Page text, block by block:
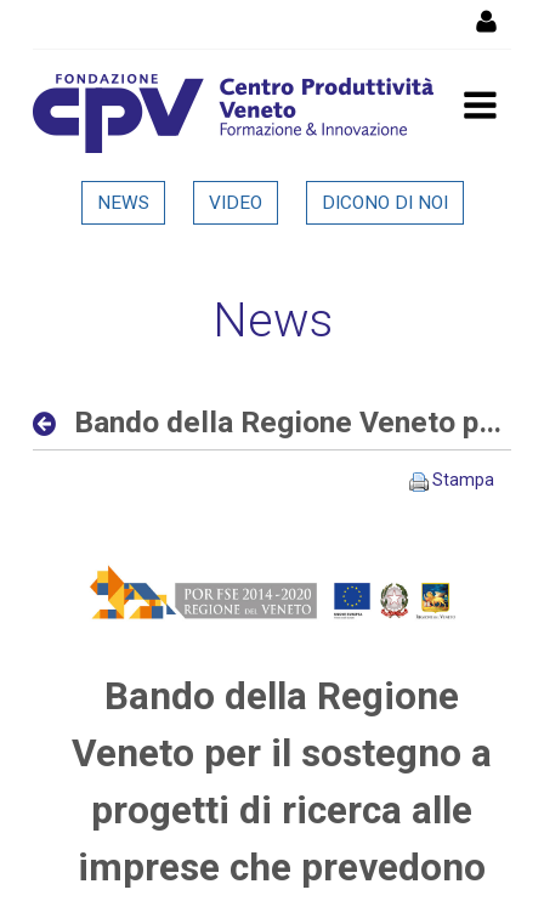
Bando della Regione Veneto
imprese - Dettaglio in
NEWS VIDEO DICONO DI NOI
News
Bando della Regione Veneto per progetti di ricerca alle imprese
Stampa
Bando della Regione
Veneto per il sostegno a
progetti di ricerca alle
imprese che prevedono